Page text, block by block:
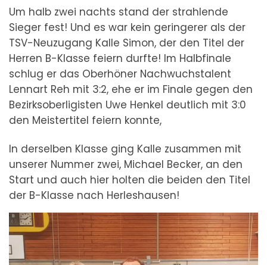
Um halb zwei nachts stand der strahlende
Sieger fest! Und es war kein geringerer als der
TSV-Neuzugang Kalle Simon, der den Titel der
Herren B-Klasse feiern durfte! Im Halbfinale
schlug er das Oberhöner Nachwuchstalent
Lennart Reh mit 3:2, ehe er im Finale gegen den
Bezirksoberligisten Uwe Henkel deutlich mit 3:0
den Meistertitel feiern konnte,
In derselben Klasse ging Kalle zusammen mit
unserer Nummer zwei, Michael Becker, an den
Start und auch hier holten die beiden den Titel
der B-Klasse nach Herleshausen!